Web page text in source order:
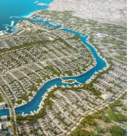
y agrega
homenaje a
la nueva
en el
aeropuerto de